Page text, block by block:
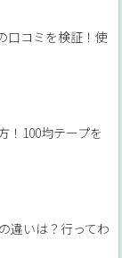
口コミを検証！使
！100均テープを
違いは？行ってわ